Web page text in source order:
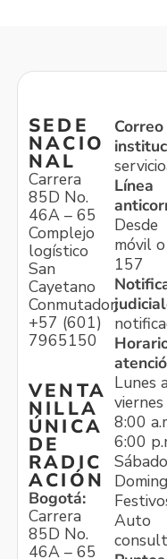
SEDE
NACIO
NAL
Carrera
85D No.
46A – 65
Complejo
logístico
San
Cayetano
Conmutador:
+57 (601)
7965150
VENTA
NILLA
ÚNICA
DE
RADIC
ACIÓN
Bogotá:
Carrera
85D No.
46A – 65
Correo
Línea
Desde
móvil
157
Lunes
viernes
8:00
6:00
Auto